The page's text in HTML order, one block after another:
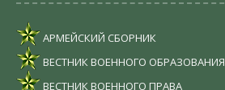
АРМЕЙСКИЙ СБОРНИК
ВЕСТНИК ВОЕННОГО ОБРАЗОВАНИЯ
ВЕСТНИК ВОЕННОГО ПРАВА